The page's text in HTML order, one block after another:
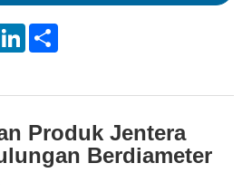
LinkedIn
Produk Jentera
Berdiameter